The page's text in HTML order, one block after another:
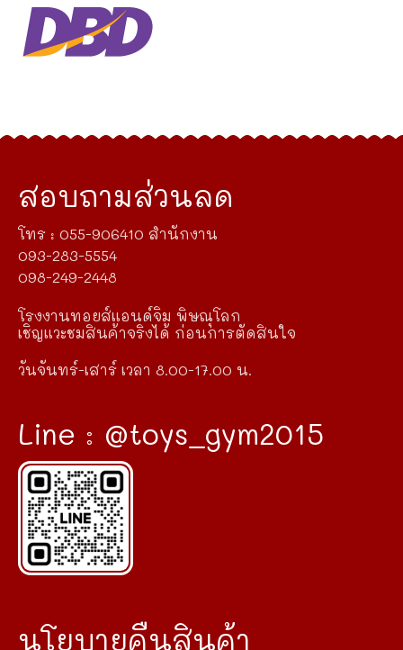
สอบถามส่วนลด
โทร : 055-906410 สำนักงาน
093-283-5554
098-249-2448
โรงงานทอยส์แอนด์จิม พิษณุโลก
เชิญแวะชมสินค้าจริงได้ ก่อนการตัดสินใจ
วันจันทร์-เสาร์ เวลา 8.00-17.00 น.
Line : @toys_gym2015
นโยบายคืนสินค้า